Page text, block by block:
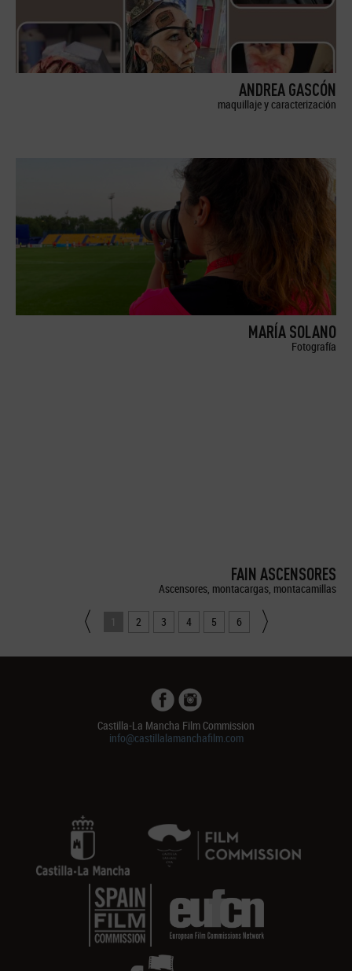
ANDREA GASCÓN
maquillaje y caracterización
MARÍA SOLANO
Fotografía
FAIN ASCENSORES
Ascensores, montacargas, montacamillas
1 2 3 4 5 6
Castilla-La Mancha Film Commission
info@castillalamanchafilm.com